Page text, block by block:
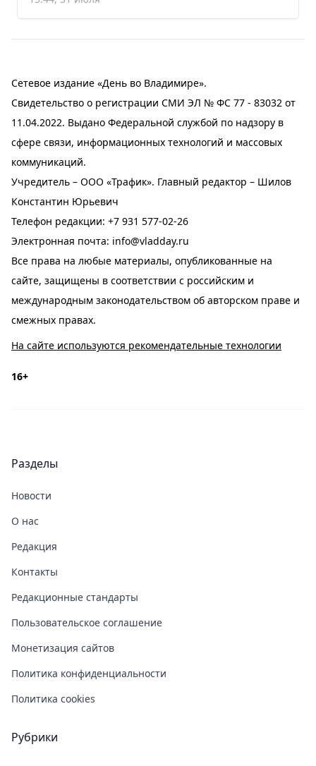
Сетевое издание «День во Владимире».
Свидетельство о регистрации СМИ ЭЛ № ФС 77 - 83032 от
11.04.2022. Выдано Федеральной службой по надзору в
сфере связи, информационных технологий и массовых
коммуникаций.
Учредитель – ООО «Трафик». Главный редактор – Шилов
Константин Юрьевич
Телефон редакции: +7 931 577-02-26
Электронная почта: info@vladday.ru
Все права на любые материалы, опубликованные на
сайте, защищены в соответствии с российским и
международным законодательством об авторском праве и
смежных правах.
На сайте используются рекомендательные технологии
16+
Разделы
Новости
О нас
Редакция
Контакты
Редакционные стандарты
Пользовательское соглашение
Монетизация сайтов
Политика конфиденциальности
Политика cookies
Рубрики